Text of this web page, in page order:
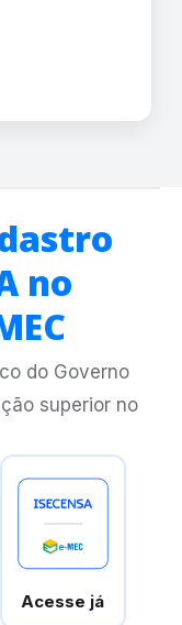
no
do Governo
superior no
Acesse já